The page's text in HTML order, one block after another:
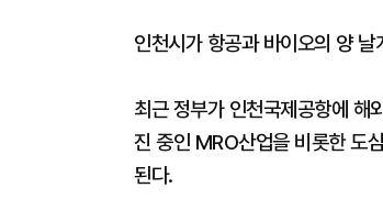
인천시가 항공과 바이오의 양
최근 정부가 인천국제공항에 해
진 중인 MRO산업을 비롯한 도
된다.